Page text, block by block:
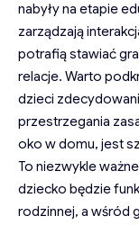
nabyły na etapie
zarządzają
potrafią stawiać
relacje. Warto
dzieci
przestrzegania
oko w domu, jest
To niezwykle
dziecko będzie
rodzinnej, a wśród